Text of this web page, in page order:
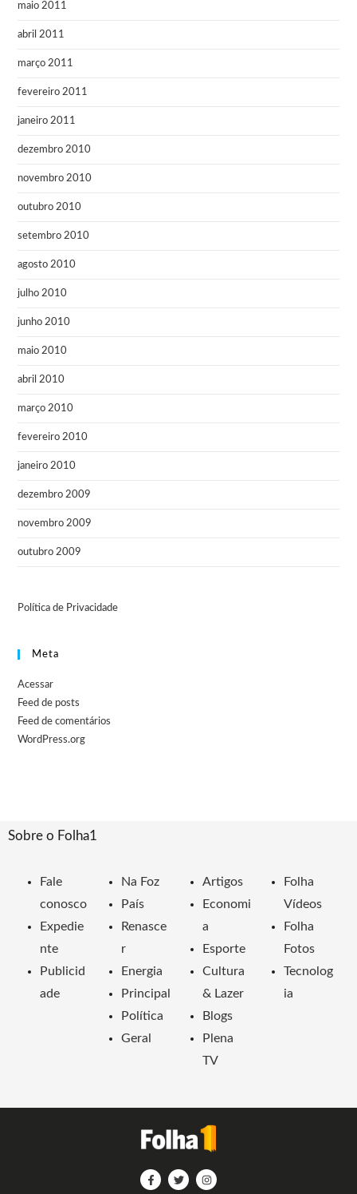
maio 2011
abril 2011
março 2011
fevereiro 2011
janeiro 2011
dezembro 2010
novembro 2010
outubro 2010
setembro 2010
agosto 2010
julho 2010
junho 2010
maio 2010
abril 2010
março 2010
fevereiro 2010
janeiro 2010
dezembro 2009
novembro 2009
outubro 2009
Política de Privacidade
Meta
Acessar
Feed de posts
Feed de comentários
WordPress.org
Sobre o Folha1
Fale
conosco
Expedie
nte
Publicid
ade
Na Foz
País
Renasce
r
Energia
Principal
Política
Geral
Artigos
Economi
a
Esporte
Cultura
& Lazer
Blogs
Plena
TV
Folha
Vídeos
Folha
Fotos
Tecnolog
ia